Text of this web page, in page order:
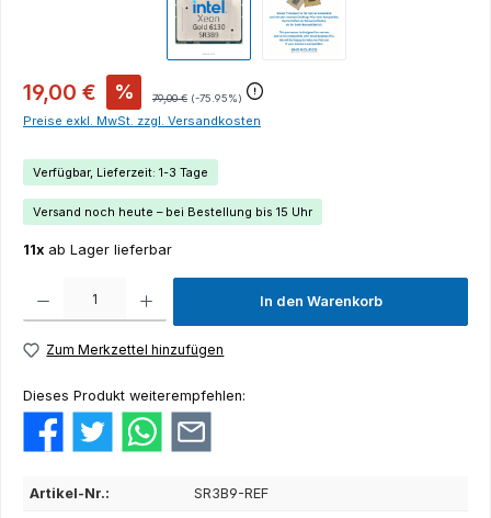
19,00 € % 79,00 € (-75.95%)
Preise exkl. MwSt. zzgl. Versandkosten
Verfügbar, Lieferzeit: 1-3 Tage
Versand noch heute – bei Bestellung bis 15 Uhr
11x ab Lager lieferbar
Produkt Anzahl: Gib den gewünschten Wert ein oder benutze die Schaltflächen um die
In den Warenkorb
Zum Merkzettel hinzufügen
Dieses Produkt weiterempfehlen:
Artikel-Nr.: SR3B9-REF